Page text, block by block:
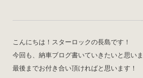
こんにちは！スターロックの長島です！
今回も、納車ブログ書いていきたいと思い
最後までお付き合い頂ければと思います！